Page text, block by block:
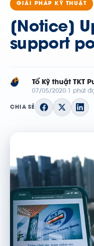
GIẢI PHÁP KỸ THUẬT
[Notice]
support
TP Tổ Kỹ thuật TKT
07/05/2020 1 phút
CHIA SẺ